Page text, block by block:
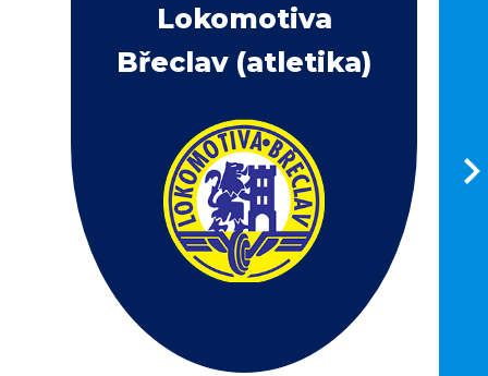
Lokomotiva
Břeclav (atletika)